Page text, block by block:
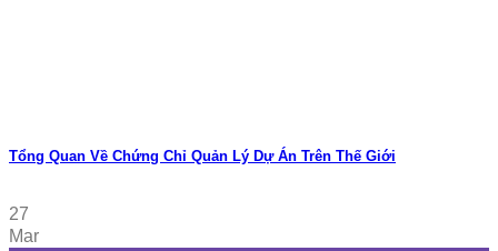
Tổng Quan Về Chứng Chỉ Quản Lý Dự Án Trên Thế Giới
27
Mar